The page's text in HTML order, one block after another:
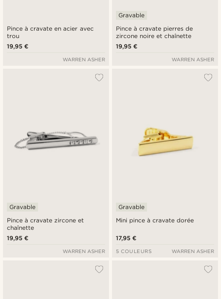
Pince à cravate en acier avec
trou
19,95 €
WARREN ASHER
Pince à cravate pierres de
zircone noire et chaînette
Gravable
19,95 €
WARREN ASHER
Pince à cravate zircone et
chaînette
Gravable
19,95 €
WARREN ASHER
Mini pince à cravate dorée
Gravable
17,95 €
5 COULEURS WARREN ASHER